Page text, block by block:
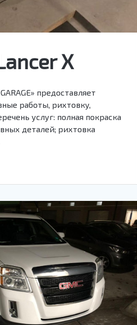
X
предоставляет
работы, рихтовку,
услуг: полная покраска
деталей; рихтовка